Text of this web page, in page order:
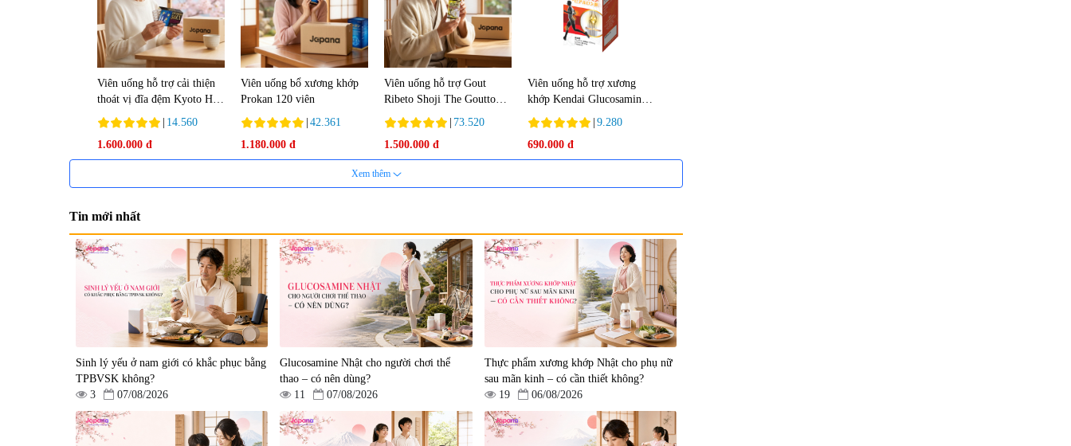
Viên uống hỗ trợ cải thiện
thoát vị đĩa đệm Kyoto Has
30 viên
14.560
1.600.000 đ
Viên uống bổ xương khớp
Prokan 120 viên
42.361
1.180.000 đ
Viên uống hỗ trợ Gout
Ribeto Shoji The Goutto
150 viên
73.520
1.500.000 đ
Viên uống hỗ trợ xương
khớp Kendai Glucosamine
Hộp 180 viên
9.280
690.000 đ
Viên uống hỗ trợ xương
khớp Super Glucosamine
DX Hokoen 300 viên
980.000 đ
Viên uống hỗ trợ xương
khớp Yoro Factory Kyoto
Has 50EX Plus 30 viên
2.380.000 đ
Xem thêm
Tin mới nhất
Sinh lý yếu ở nam giới có khắc phục bằng
TPBVSK không?
3
07/08/2026
Glucosamine Nhật cho người chơi thể
thao – có nên dùng?
11
07/08/2026
Thực phẩm xương khớp Nhật cho phụ nữ
sau mãn kinh – có cần thiết không?
19
06/08/2026